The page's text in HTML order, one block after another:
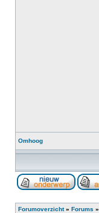
Omhoog
Forumoverzicht» Forums »